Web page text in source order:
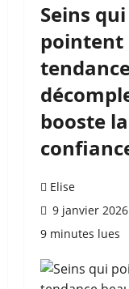
Seins qui
pointent
booste la
Elise
9 janvier 2026
9 minutes lues